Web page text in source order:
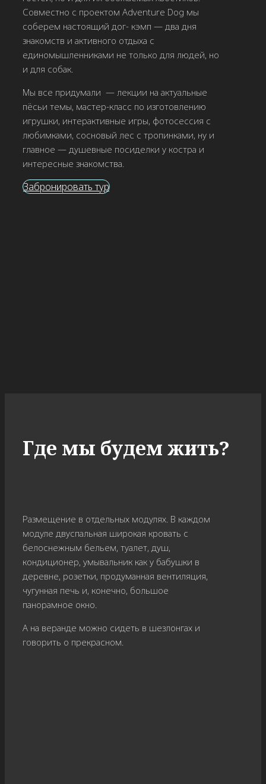
Совместно с проектом Adventure Dog мы
соберем настоящий дог- кэмп — два дня
знакомств и активного отдыха с
единомышленниками не только для людей, но
и для собак.
Мы все придумали — лекции на актуальные
пёсьи темы, мастер-класс по изготовлению
игрушки, интерактивные игры, фотосессия с
любимками, сосновый лес с тропинками, ну и
главное — душевные посиделки у костра и
интересные знакомства.
Забронировать тур
Где мы будем жить?
Размещение в отдельных модулях. В каждом
модуле двуспальная широкая кровать с
белоснежным бельем, туалет, душ,
кондиционер, умывальник как у бабушки в
деревне, розетки, продуманная вентиляция,
чугунная печь и, конечно, большое
панорамное окно.
А на веранде можно сидеть в шезлонгах и
говорить о прекрасном.